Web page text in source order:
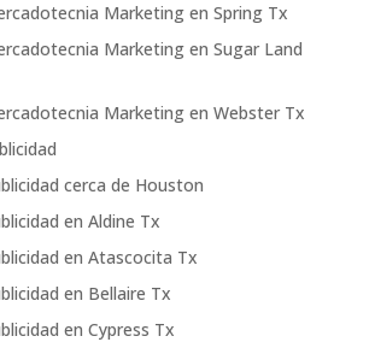
Marketing en Spring Tx
Marketing en Sugar Land
Marketing en Webster Tx
cerca de Houston
en Aldine Tx
en Atascocita Tx
en Bellaire Tx
en Cypress Tx